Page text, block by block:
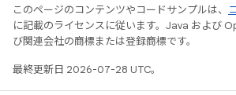
このページのコンテンツやコードサンプルは、
に記載のライセンスに従います。Java および
び関連会社の商標または登録商標です。
最終更新日 2026-07-28 UTC。